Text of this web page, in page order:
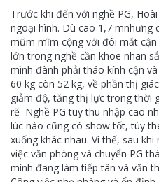
Trước khi đến với nghề PG,
ngoại hình. Dù cao 1,7 mnhưng
mũm mĩm cộng với đôi mắt
lớn trong nghề cần khoe nhan
mình đành phải tháo kính cận
60 kg còn 52 kg, về phần thị
giảm độ, tăng thị lực trong thời
rẽ Nghề PG tuy thu nhập cao
lúc nào cũng có show tốt, tùy
xuống khác nhau. Vì thế, sau
việc văn phòng và chuyển PG
mình đang làm tiếp tân và văn